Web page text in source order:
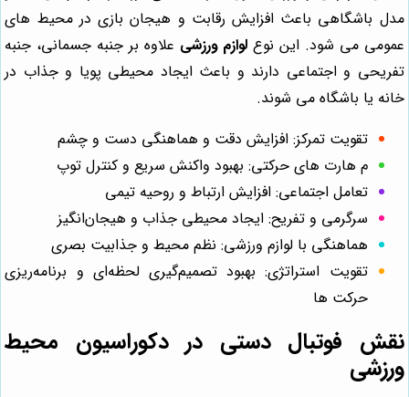
مدل باشگاهی باعث افزایش رقابت و هیجان بازی در محیط‌ های
عمومی می شود. این نوع لوازم ورزشی علاوه بر جنبه جسمانی، جنبه
تفریحی و اجتماعی دارند و باعث ایجاد محیطی پویا و جذاب در
خانه یا باشگاه می شوند.
تقویت تمرکز: افزایش دقت و هماهنگی دست و چشم
م هارت‌ های حرکتی: بهبود واکنش سریع و کنترل توپ
تعامل اجتماعی: افزایش ارتباط و روحیه تیمی
سرگرمی و تفریح: ایجاد محیطی جذاب و هیجان‌انگیز
هماهنگی با لوازم ورزشی: نظم محیط و جذابیت بصری
تقویت استراتژی: بهبود تصمیم‌گیری لحظه‌ای و برنامه‌ریزی
حرکت‌ ها
نقش فوتبال دستی در دکوراسیون محیط
ورزشی